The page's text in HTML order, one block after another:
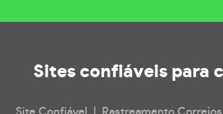
Sites confiáveis para
Site Confiável | Rastreamento Correios